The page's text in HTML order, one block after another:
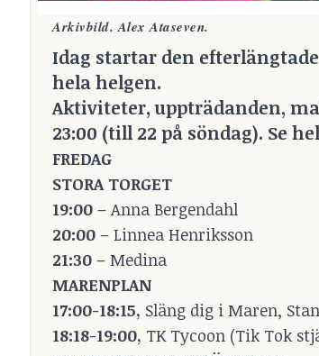
Arkivbild. Alex Ataseven.
Idag startar den
hela helgen.
Aktiviteter, uppträdanden,
23:00 (till 22 på söndag). Se
FREDAG
STORA TORGET
19:00 – Anna Bergendahl
20:00 – Linnea Henriksson
21:30 – Medina
MARENPLAN
17:00-18:15, Släng dig i Maren,
18:18-19:00, TK Tycoon (Tik Tok